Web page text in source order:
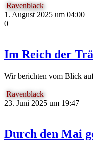
Ravenblack
1. August 2025 um 04:00
0
Im Reich der
Wir berichten vom Blick
Ravenblack
23. Juni 2025 um 19:47
Durch den Mai